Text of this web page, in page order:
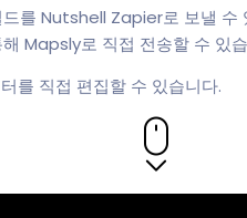
를 Nutshell Zapier로 보낼 수
Mapsly로 직접 전송할 수 있
를 직접 편집할 수 있습니다.